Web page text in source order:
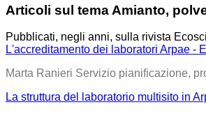
Articoli sul tema Amianto,
Pubblicati, negli anni, sulla rivista
L'accreditamento dei laboratori Arpae -
Marta Ranieri Servizio pianificazione,
La struttura del laboratorio multisito in